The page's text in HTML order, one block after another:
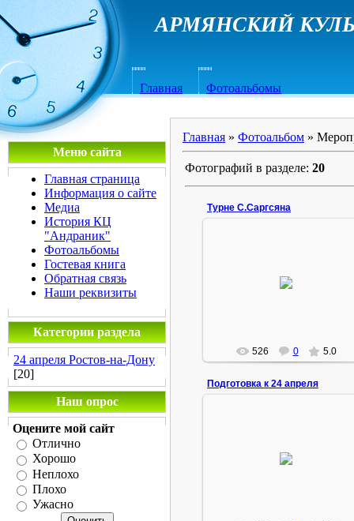
АРМЯНСКИЙ
Главная Фотоальбомы
Меню сайта
Главная страница
Информация о сайте
Медиа
История КЦ
"Андраник"
Фотоальбомы
Гостевая книга
Обратная связь
Наши реквизиты
Категории раздела
24 апреля Ростов-на-Дону
[20]
Наш опрос
Оцените мой сайт
Отлично
Хорошо
Неплохо
Плохо
Ужасно
Главная » Фотоальбом »
Фотографий в разделе: 20
Турне С.Саргсяна
Ростов на Дону
526 0 5.0
Подготовка к 24 апреля
Февраль, первое собрание...
протокол о намерениях